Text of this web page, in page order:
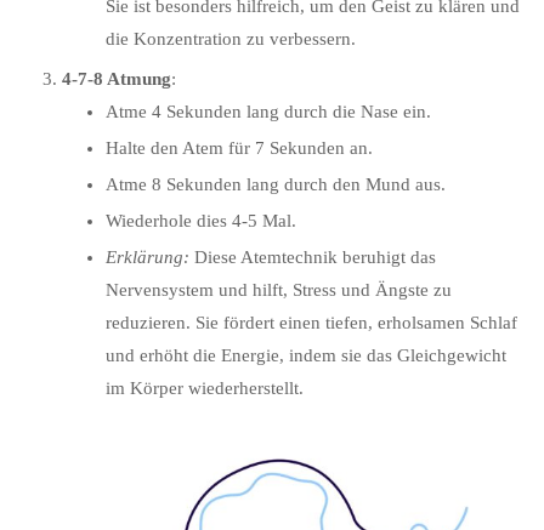
Sie ist besonders hilfreich, um den Geist zu klären und
die Konzentration zu verbessern.
4-7-8 Atmung:
Atme 4 Sekunden lang durch die Nase ein.
Halte den Atem für 7 Sekunden an.
Atme 8 Sekunden lang durch den Mund aus.
Wiederhole dies 4-5 Mal.
Erklärung: Diese Atemtechnik beruhigt das
Nervensystem und hilft, Stress und Ängste zu
reduzieren. Sie fördert einen tiefen, erholsamen Schlaf
und erhöht die Energie, indem sie das Gleichgewicht
im Körper wiederherstellt.